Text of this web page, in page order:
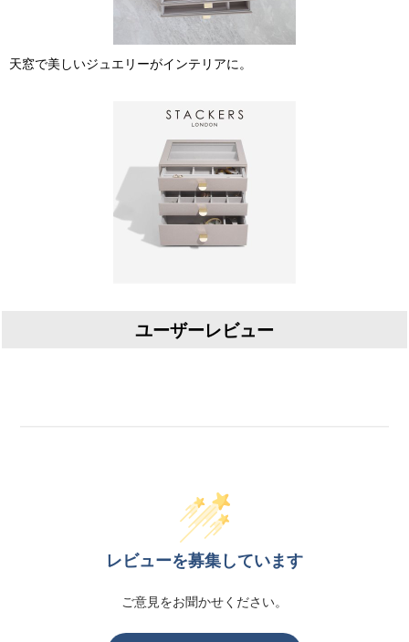
天窓で美しいジュエリーがインテリアに。
ユーザーレビュー
レビューを募集しています
ご意見をお聞かせください。